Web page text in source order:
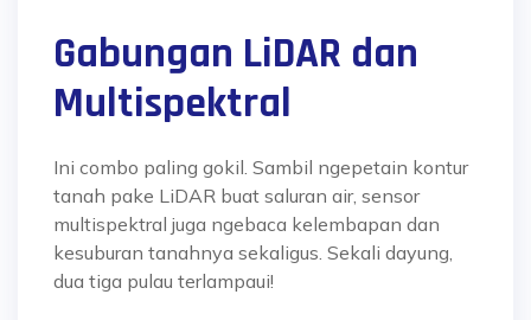
Gabungan LiDAR dan
Multispektral
Ini combo paling gokil. Sambil ngepetain kontur
tanah pake LiDAR buat saluran air, sensor
multispektral juga ngebaca kelembapan dan
kesuburan tanahnya sekaligus. Sekali dayung,
dua tiga pulau terlampaui!